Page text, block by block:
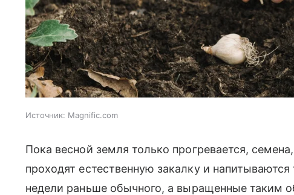
Источник: Magnific.com
Пока весной земля только прогревается,
проходят естественную закалку и
недели раньше обычного, а выращенные таким